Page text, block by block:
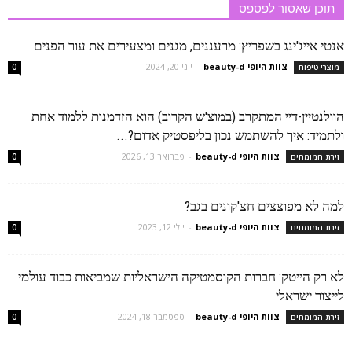
תוכן שאסור לפספס
אנטי אייג'ינג בשפריץ: מרעננים, מגנים ומצעירים את עור הפנים
מוצרי טיפוח צוות היופי beauty-d - יוני 20, 2024 0
הוולנטיין-דיי המתקרב (במוצ'ש הקרוב) הוא הזדמנות ללמוד אחת
ולתמיד: איך להשתמש נכון בליפסטיק אדום?...
זירת המומחים צוות היופי beauty-d - פברואר 13, 2026 0
למה לא מפוצצים חצ'קונים בגב?
זירת המומחים צוות היופי beauty-d - יולי 12, 2023 0
לא רק הייטק: חברות הקוסמטיקה הישראליות שמביאות כבוד עולמי
לייצור ישראלי
זירת המומחים צוות היופי beauty-d - ספטמבר 18, 2024 0